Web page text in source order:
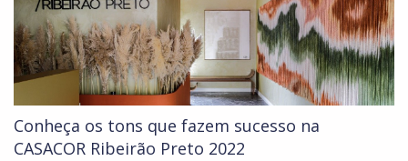
Conheça os tons que fazem sucesso na
CASACOR Ribeirão Preto 2022